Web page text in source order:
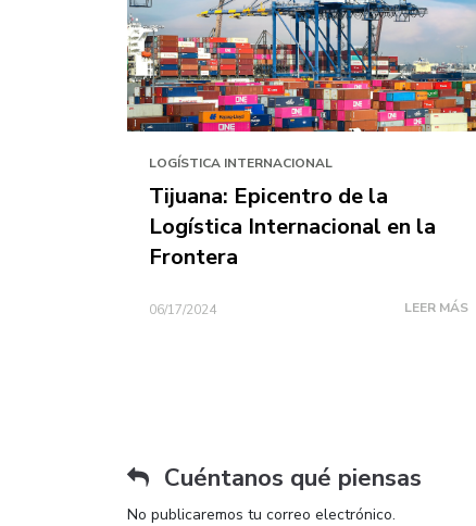
LOGÍSTICA INTERNACIONAL
Tijuana: Epicentro de la
Logística Internacional en la
Frontera
06/17/2024 LEER MÁS
Cuéntanos qué piensas
No publicaremos tu correo electrónico.